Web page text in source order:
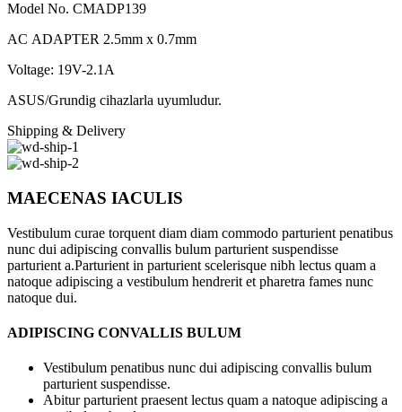
Model No. CMADP139
AC ADAPTER 2.5mm x 0.7mm
Voltage: 19V-2.1A
ASUS/Grundig cihazlarla uyumludur.
Shipping & Delivery
MAECENAS IACULIS
Vestibulum curae torquent diam diam commodo parturient penatibus
nunc dui adipiscing convallis bulum parturient suspendisse
parturient a.Parturient in parturient scelerisque nibh lectus quam a
natoque adipiscing a vestibulum hendrerit et pharetra fames nunc
natoque dui.
ADIPISCING CONVALLIS BULUM
Vestibulum penatibus nunc dui adipiscing convallis bulum
parturient suspendisse.
Abitur parturient praesent lectus quam a natoque adipiscing a